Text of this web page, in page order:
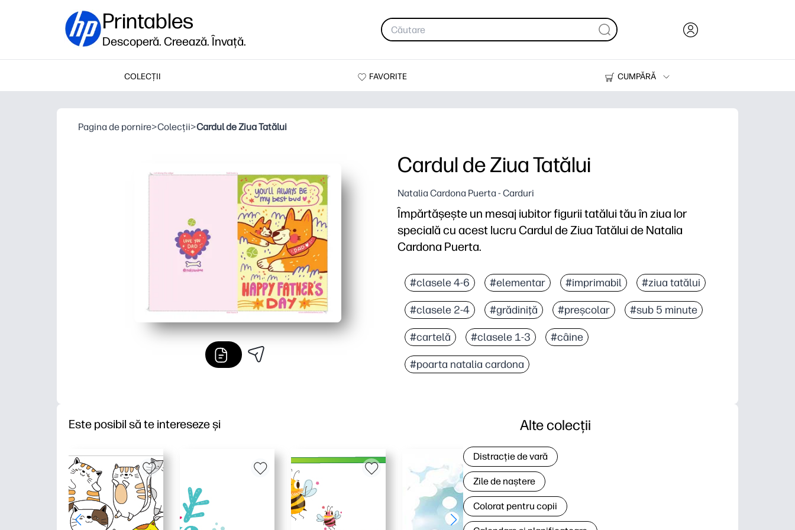
Printables
Descoperă. Creează. Învață.
COLECȚII FAVORITE
CUMPĂRĂ
Imprimante
Pagina de pornire>Colecții>Cardul de Ziua Tatălui
Cardul de Ziua Tatălui
Natalia Cardona Puerta - Carduri
Împărtășește un mesaj iubitor figurii tatălui tău în ziua lor
specială cu acest lucru Cardul de Ziua Tatălui de Natalia
Cardona Puerta.
#clasele 4-6 #elementar #imprimabil #ziua tatălui
#clasele 2-4 #grădiniţă #preșcolar #sub 5 minute
#cartelă #clasele 1-3 #câine
#poarta natalia cardona
Este posibil să te intereseze și Alte colecții
Distracție de vară
Zile de naștere
Colorat pentru copii